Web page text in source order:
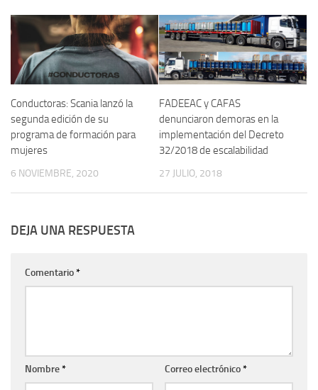
Conductoras: Scania lanzó la
segunda edición de su
programa de formación para
mujeres
6 NOVIEMBRE, 2020
FADEEAC y CAFAS
denunciaron demoras en la
implementación del Decreto
32/2018 de escalabilidad
27 JULIO, 2018
DEJA UNA RESPUESTA
Comentario*
Nombre* Correo electrónico*